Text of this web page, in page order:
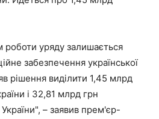
уряду залишається
забезпечення української
рішення виділити 1,45 млрд
і 32,81 млрд грн
– заявив прем'єр-